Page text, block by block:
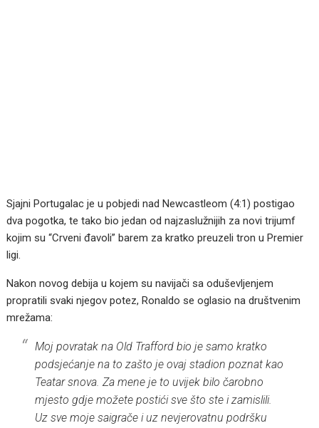
Sjajni Portugalac je u pobjedi nad Newcastleom (4:1) postigao
dva pogotka, te tako bio jedan od najzaslužnijih za novi trijumf
kojim su “Crveni đavoli” barem za kratko preuzeli tron u Premier
ligi.
Nakon novog debija u kojem su navijači sa oduševljenjem
propratili svaki njegov potez, Ronaldo se oglasio na društvenim
mrežama:
Moj povratak na Old Trafford bio je samo kratko
podsjećanje na to zašto je ovaj stadion poznat kao
Teatar snova. Za mene je to uvijek bilo čarobno
mjesto gdje možete postići sve što ste i zamislili.
Uz sve moje saigrače i uz nevjerovatnu podršku